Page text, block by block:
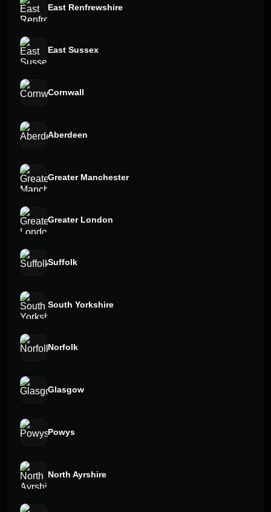
East Renfrewshire
East Sussex
Cornwall
Aberdeen
Greater Manchester
Greater London
Suffolk
South Yorkshire
Norfolk
Glasgow
Powys
North Ayrshire